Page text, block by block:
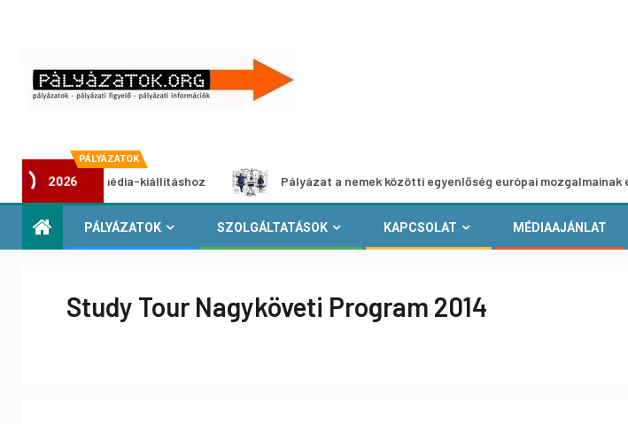
PÁLYÁZATOK
2026
multimédia-kiállításhoz Pályázat a nemek közötti egyenlőség európai mozgalmainak erősítésére
PÁLYÁZATOK SZOLGÁLTATÁSOK KAPCSOLAT MÉDIAAJÁNLAT
Study Tour Nagyköveti Program 2014